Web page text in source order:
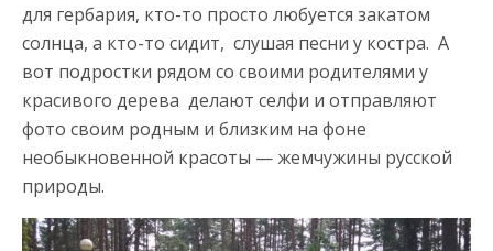
для гербария, кто-то просто любуется закатом
солнца, а кто-то сидит, слушая песни у костра. А
вот подростки рядом со своими родителями у
красивого дерева делают селфи и отправляют
фото своим родным и близким на фоне
необыкновенной красоты — жемчужины русской
природы.